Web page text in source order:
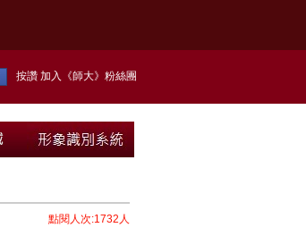
按讚 加入《師大》粉絲團
點閱人次:1732人